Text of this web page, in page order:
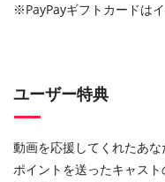
※PayPayギフトカードは
ユーザー特典
動画を応援してくれたあ
ポイントを送ったキャス